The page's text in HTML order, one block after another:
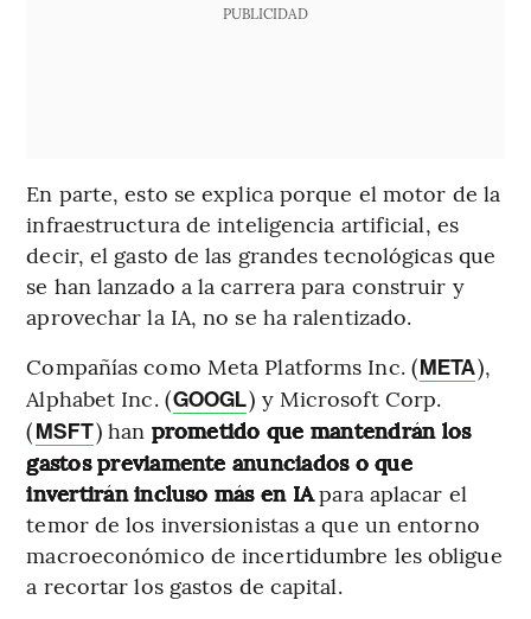
PUBLICIDAD
En parte, esto se explica porque el motor de la
infraestructura de inteligencia artificial, es
decir, el gasto de las grandes tecnológicas que
se han lanzado a la carrera para construir y
aprovechar la IA, no se ha ralentizado.
Compañías como Meta Platforms Inc. (META),
Alphabet Inc. (GOOGL) y Microsoft Corp.
(MSFT) han prometido que mantendrán los
gastos previamente anunciados o que
invertirán incluso más en IApara aplacar el
temor de los inversionistas a que un entorno
macroeconómico de incertidumbre les obligue
a recortar los gastos de capital.